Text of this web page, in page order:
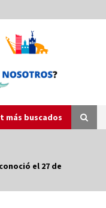
más buscados
el 27 de